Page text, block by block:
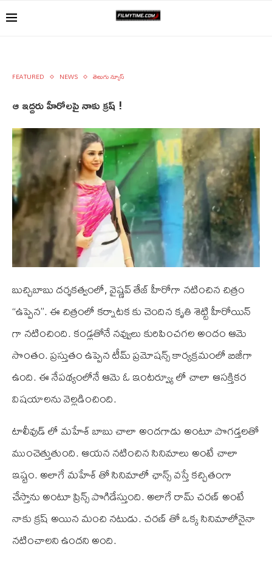
FEATURED NEWS తెలుగు న్యూస్
ఆ ఇద్దరు హీరోలపై నాకు క్రష్ !
బుచ్చిబాబు దర్శకత్వంలో, వైష్ణవ్ తేజ్ హీరోగా నటించిన చిత్రం
“ఉప్పెన”. ఈ చిత్రంలో కర్నాటక కు చెందిన కృతి శెట్టి హీరోయిన్
గా నటించింది. కండ్లతోనే నవ్వులు కురిపించగల అందం ఆమె
సొంతం. ప్రస్తుతం ఉప్పెన టీమ్ ప్రమోషన్స్ కార్యక్రమంలో బిజీగా
ఉంది. ఈ నేపథ్యంలోనే ఆమె ఓ ఇంటర్వ్యూ లో చాలా ఆసక్తికర
విషయాలను వెల్లడించింది.
టాలీవుడ్ లో మహేశ్ బాబు చాలా అందగాడు అంటూ పొగడ్తలతో
ముంచెత్తుతుంది. ఆయన నటించిన సినిమాలు అంటే చాలా
ఇష్టం. అలాగే మహేశ్ తో సినిమాలో ఛాన్స్ వస్తే కచ్చితంగా
చేస్తాను అంటూ ప్రిన్స్ పొగిడేస్తుంది. అలాగే రామ్ చరణ్ అంటే
నాకు క్రష్ అయిన మంచి నటుడు. చరణ్ తో ఒక్క సినిమాలోనైనా
నటించాలని ఉందని అంది.